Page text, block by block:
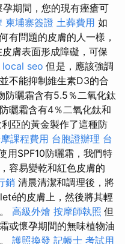
孕期間，您的現有痤瘡可
柬埔寨簽證 土葬費用 如
有問題的皮膚的人一樣，
膚表面形成障礙，可保
local seo 但是，應該強調
不能抑制維生素D3的合
防曬霜含有5.5％二氧化鈦
曬霜含有4％二氧化鈦和
亞的黃金製作了這種防
課程費用 台胞證辦理 台
用SPF10防曬霜，我們特
容易變乾和紅色皮膚的
銷 清晨清潔和調理後，將
的皮膚上，然後將其輕
高級外燴 按摩師執照 但
或懷孕期間的無味植物油
護照換發 記帳士 考試用